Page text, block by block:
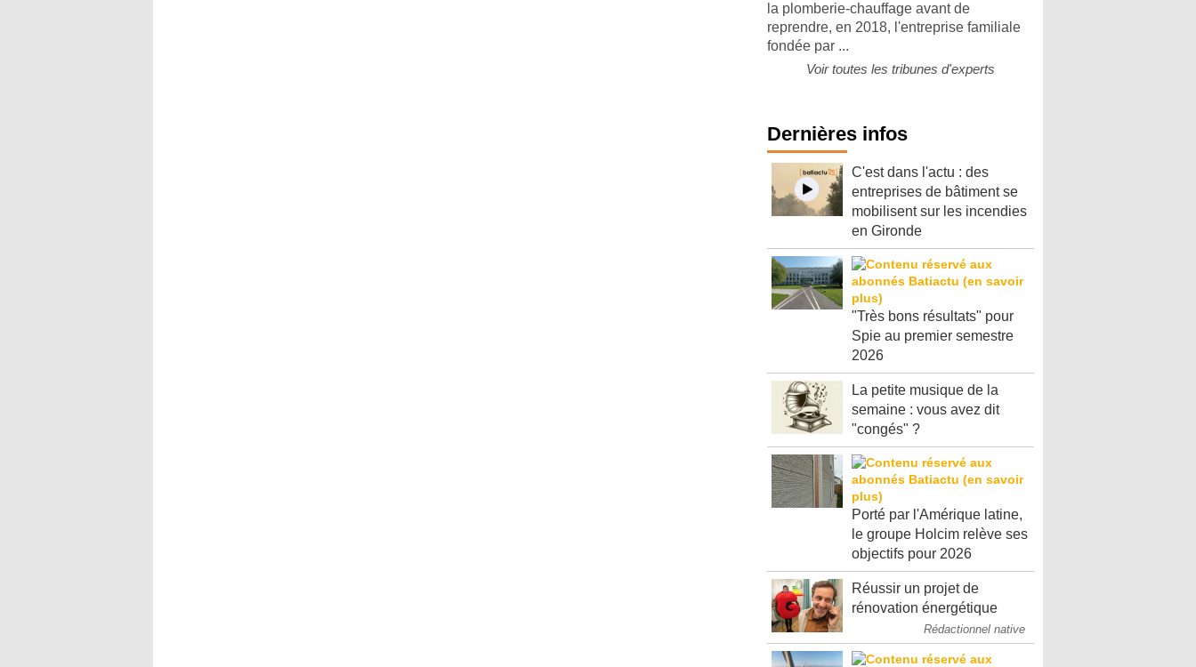
la plomberie-chauffage avant de
reprendre, en 2018, l'entreprise familiale
fondée par ...
Voir toutes les tribunes d'experts
Dernières infos
C'est dans l'actu : des
entreprises de bâtiment se
mobilisent sur les incendies
en Gironde
"Très bons résultats" pour
Spie au premier semestre
2026
La petite musique de la
semaine : vous avez dit
"congés" ?
Porté par l'Amérique latine,
le groupe Holcim relève ses
objectifs pour 2026
Réussir un projet de
rénovation énergétique
Rédactionnel native